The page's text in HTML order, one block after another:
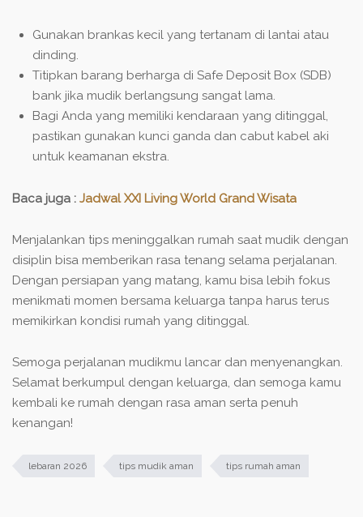
Gunakan brankas kecil yang tertanam di lantai atau
dinding.
Titipkan barang berharga di Safe Deposit Box (SDB)
bank jika mudik berlangsung sangat lama.
Bagi Anda yang memiliki kendaraan yang ditinggal,
pastikan gunakan kunci ganda dan cabut kabel aki
untuk keamanan ekstra.
Baca juga : Jadwal XXI Living World Grand Wisata
Menjalankan tips meninggalkan rumah saat mudik dengan
disiplin bisa memberikan rasa tenang selama perjalanan.
Dengan persiapan yang matang, kamu bisa lebih fokus
menikmati momen bersama keluarga tanpa harus terus
memikirkan kondisi rumah yang ditinggal.
Semoga perjalanan mudikmu lancar dan menyenangkan.
Selamat berkumpul dengan keluarga, dan semoga kamu
kembali ke rumah dengan rasa aman serta penuh
kenangan!
lebaran 2026 tips mudik aman tips rumah aman